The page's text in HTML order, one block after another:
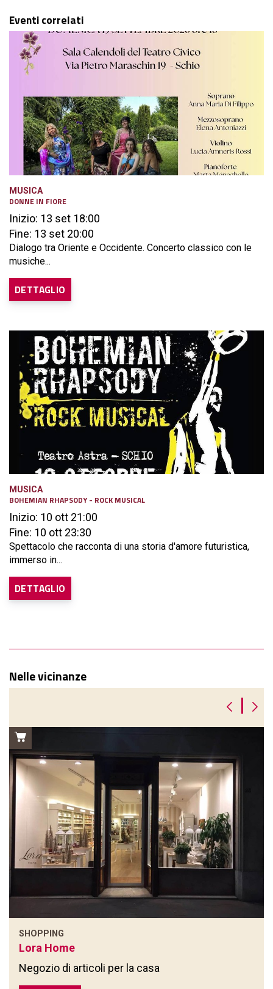
Eventi correlati
MUSICA
DONNE IN FIORE
Inizio: 13 set 18:00
Fine: 13 set 20:00
Dialogo tra Oriente e Occidente. Concerto classico con le
musiche...
DETTAGLIO
MUSICA
BOHEMIAN RHAPSODY - ROCK MUSICAL
Inizio: 10 ott 21:00
Fine: 10 ott 23:30
Spettacolo che racconta di una storia d'amore futuristica,
immerso in...
DETTAGLIO
Nelle vicinanze
SHOPPING
Lora Home
Negozio di articoli per la casa
|